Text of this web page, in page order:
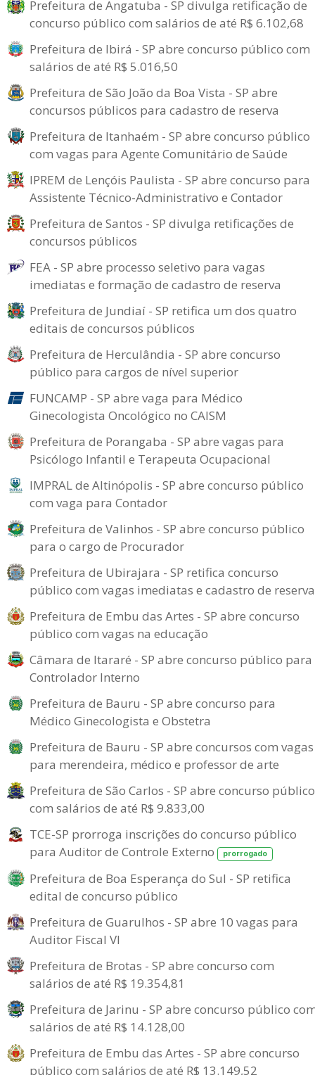
Prefeitura de Angatuba - SP divulga retificação de
concurso público com salários de até R$ 6.102,68
Prefeitura de Ibirá - SP abre concurso público com
salários de até R$ 5.016,50
Prefeitura de São João da Boa Vista - SP abre
concursos públicos para cadastro de reserva
Prefeitura de Itanhaém - SP abre concurso público
com vagas para Agente Comunitário de Saúde
IPREM de Lençóis Paulista - SP abre concurso para
Assistente Técnico-Administrativo e Contador
Prefeitura de Santos - SP divulga retificações de
concursos públicos
FEA - SP abre processo seletivo para vagas
imediatas e formação de cadastro de reserva
Prefeitura de Jundiaí - SP retifica um dos quatro
editais de concursos públicos
Prefeitura de Herculândia - SP abre concurso
público para cargos de nível superior
FUNCAMP - SP abre vaga para Médico
Ginecologista Oncológico no CAISM
Prefeitura de Porangaba - SP abre vagas para
Psicólogo Infantil e Terapeuta Ocupacional
IMPRAL de Altinópolis - SP abre concurso público
com vaga para Contador
Prefeitura de Valinhos - SP abre concurso público
para o cargo de Procurador
Prefeitura de Ubirajara - SP retifica concurso
público com vagas imediatas e cadastro de reserva
Prefeitura de Embu das Artes - SP abre concurso
público com vagas na educação
Câmara de Itararé - SP abre concurso público para
Controlador Interno
Prefeitura de Bauru - SP abre concurso para
Médico Ginecologista e Obstetra
Prefeitura de Bauru - SP abre concursos com vagas
para merendeira, médico e professor de arte
Prefeitura de São Carlos - SP abre concurso público
com salários de até R$ 9.833,00
TCE-SP prorroga inscrições do concurso público
para Auditor de Controle Externo
prorrogado
Prefeitura de Boa Esperança do Sul - SP retifica
edital de concurso público
Prefeitura de Guarulhos - SP abre 10 vagas para
Auditor Fiscal VI
Prefeitura de Brotas - SP abre concurso com
salários de até R$ 19.354,81
Prefeitura de Jarinu - SP abre concurso público
salários de até R$ 14.128,00
Prefeitura de Embu das Artes - SP abre concurso
público com salários de até R$ 13.149,52